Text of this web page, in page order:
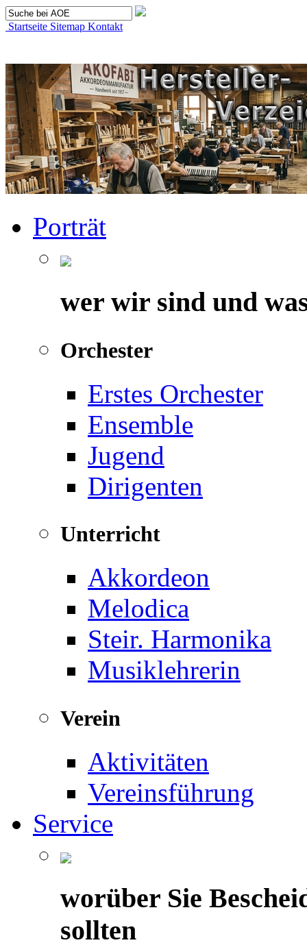
Startseite Sitemap Kontakt
Porträt
wer wir sind und
Orchester
Erstes Orchester
Ensemble
Jugend
Dirigenten
Unterricht
Akkordeon
Melodica
Steir. Harmonika
Musiklehrerin
Verein
Aktivitäten
Vereinsführung
Service
worüber Sie
sollten